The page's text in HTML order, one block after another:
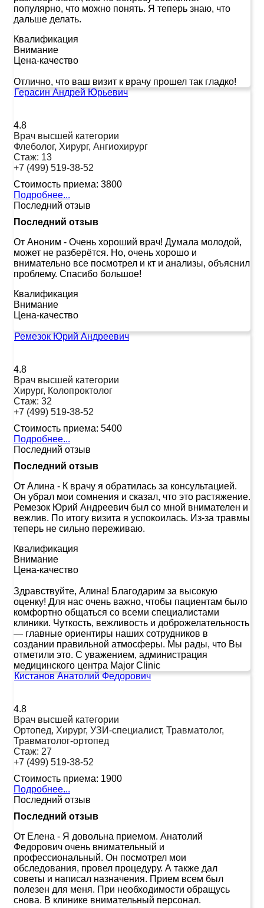
популярно, что можно понять. Я теперь знаю, что
дальше делать.
Квалификация
Внимание
Цена-качество
Отлично, что ваш визит к врачу прошел так гладко!
Герасин Андрей Юрьевич
4.8
Врач высшей категории
Флеболог, Хирург, Ангиохирург
Стаж: 13
+7 (499) 519-38-52
Стоимость приема: 3800
Подробнее...
Последний отзыв
Последний отзыв
От Аноним - Очень хороший врач! Думала молодой,
может не разберётся. Но, очень хорошо и
внимательно все посмотрел и кт и анализы, объяснил
проблему. Спасибо большое!
Квалификация
Внимание
Цена-качество
Ремезок Юрий Андреевич
4.8
Врач высшей категории
Хирург, Колопроктолог
Стаж: 32
+7 (499) 519-38-52
Стоимость приема: 5400
Подробнее...
Последний отзыв
Последний отзыв
От Алина - К врачу я обратилась за консультацией.
Он убрал мои сомнения и сказал, что это растяжение.
Ремезок Юрий Андреевич был со мной внимателен и
вежлив. По итогу визита я успокоилась. Из-за травмы
теперь не сильно переживаю.
Квалификация
Внимание
Цена-качество
Здравствуйте, Алина! Благодарим за высокую
оценку! Для нас очень важно, чтобы пациентам было
комфортно общаться со всеми специалистами
клиники. Чуткость, вежливость и доброжелательность
— главные ориентиры наших сотрудников в
создании правильной атмосферы. Мы рады, что Вы
отметили это. С уважением, администрация
медицинского центра Major Clinic
Кистанов Анатолий Федорович
4.8
Врач высшей категории
Ортопед, Хирург, УЗИ-специалист, Травматолог,
Травматолог-ортопед
Стаж: 27
+7 (499) 519-38-52
Стоимость приема: 1900
Подробнее...
Последний отзыв
Последний отзыв
От Елена - Я довольна приемом. Анатолий
Федорович очень внимательный и
профессиональный. Он посмотрел мои
обследования, провел процедуру. А также дал
советы и написал назначения. Прием всем был
полезен для меня. При необходимости обращусь
снова. В клинике внимательный персонал.